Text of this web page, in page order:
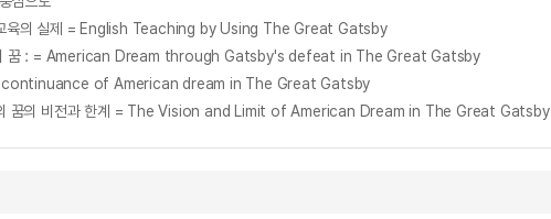
교육의 실제 = English Teaching by Using The Great Gatsby
국의 꿈 : = American Dream through Gatsby's defeat in The Great Gatsby
continuance of American dream in The Great Gatsby
의 꿈의 비전과 한계 = The Vision and Limit of American Dream in The Great Gatsby